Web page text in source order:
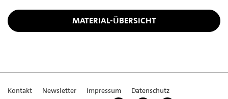
MATERIAL-ÜBERSICHT
Kontakt Newsletter Impressum
Datenschutz